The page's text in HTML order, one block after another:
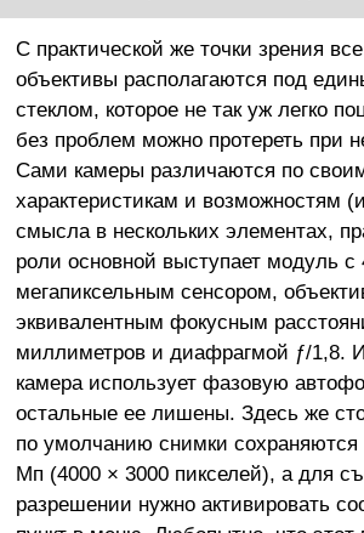
С практической же точки зрения
объективы располагаются под
стеклом, которое не так уж легко
без проблем можно протереть при
Сами камеры различаются по
характеристикам и возможностям
смысла в нескольких элементах,
роли основной выступает модуль с
мегапиксельным сенсором,
эквивалентным фокусным
миллиметров и диафрагмой ƒ/1,8.
камера использует фазовую
остальные ее лишены. Здесь же
по умолчанию снимки
Мп (4000 × 3000 пикселей), а для
разрешении нужно активировать